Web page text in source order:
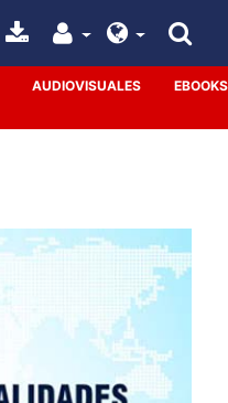
AUDIOVISUALES EBOOKS